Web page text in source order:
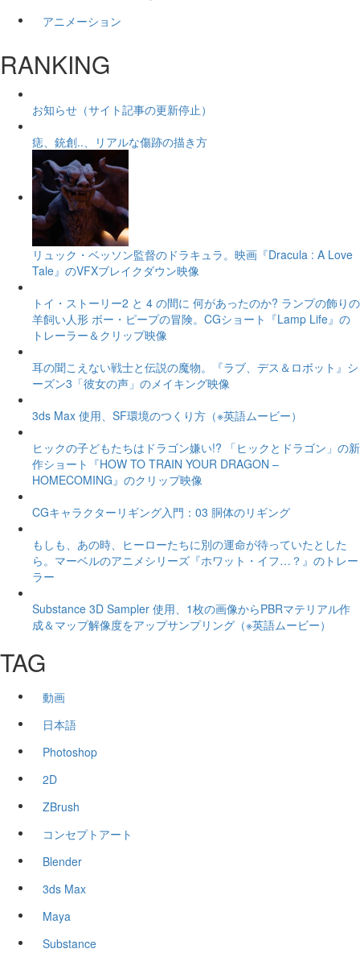
アニメーション
RANKING
お知らせ（サイト記事の更新停止）
痣、銃創..、リアルな傷跡の描き方
リュック・ベッソン監督のドラキュラ。映画『Dracula : A Love
Tale』のVFXブレイクダウン映像
トイ・ストーリー2 と 4 の間に 何があったのか? ランプの飾りの
羊飼い人形 ボー・ピープの冒険。CGショート『Lamp Life』の
トレーラー＆クリップ映像
耳の聞こえない戦士と伝説の魔物。『ラブ、デス＆ロボット』シ
ーズン3「彼女の声」のメイキング映像
3ds Max 使用、SF環境のつくり方（※英語ムービー）
ヒックの子どもたちはドラゴン嫌い!? 「ヒックとドラゴン」の新
作ショート『HOW TO TRAIN YOUR DRAGON –
HOMECOMING』のクリップ映像
CGキャラクターリギング入門：03 胴体のリギング
もしも、あの時、ヒーローたちに別の運命が待っていたとした
ら。マーベルのアニメシリーズ『ホワット・イフ…？』のトレー
ラー
Substance 3D Sampler 使用、1枚の画像からPBRマテリアル作
成＆マップ解像度をアップサンプリング（※英語ムービー）
TAG
動画
日本語
Photoshop
2D
ZBrush
コンセプトアート
Blender
3ds Max
Maya
Substance